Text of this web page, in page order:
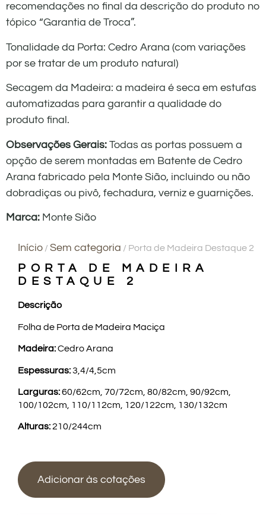
recomendações no final da descrição do produto no
tópico “Garantia de Troca”.
Tonalidade da Porta: Cedro Arana (com variações
por se tratar de um produto natural)
Secagem da Madeira: a madeira é seca em estufas
automatizadas para garantir a qualidade do
produto final.
Observações Gerais: Todas as portas possuem a
opção de serem montadas em Batente de Cedro
Arana fabricado pela Monte Sião, incluindo ou não
dobradiças ou pivô, fechadura, verniz e guarnições.
Marca: Monte Sião
Início / Sem categoria / Porta de Madeira Destaque 2
PORTA DE MADEIRA
DESTAQUE 2
Descrição
Folha de Porta de Madeira Maciça
Madeira:Cedro Arana
Espessuras:3,4/4,5cm
Larguras:60/62cm, 70/72cm, 80/82cm, 90/92cm,
100/102cm, 110/112cm, 120/122cm, 130/132cm
Alturas:210/244cm
Adicionar às cotações